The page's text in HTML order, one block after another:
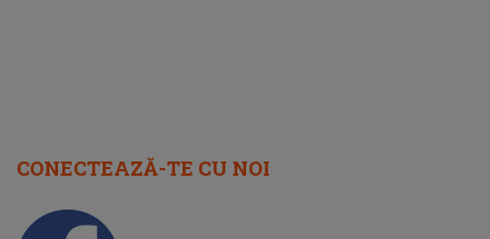
CONECTEAZĂ-TE CU NOI